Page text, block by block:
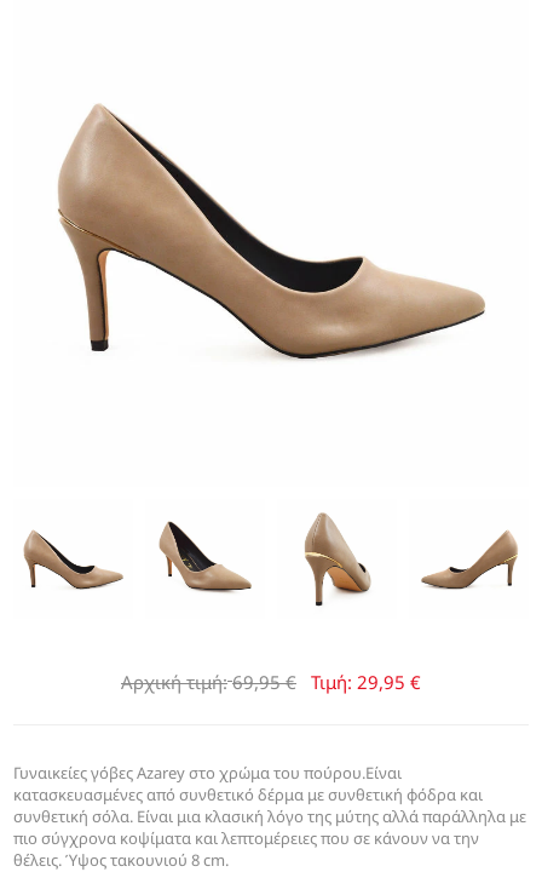
Αρχική τιμή: 69,95 € Τιμή: 29,95 €
Γυναικείες γόβες Azarey στο χρώμα του πούρου.Είναι
κατασκευασμένες από συνθετικό δέρμα με συνθετική φόδρα και
συνθετική σόλα. Είναι μια κλασική λόγο της μύτης αλλά παράλληλα με
πιο σύγχρονα κοψίματα και λεπτομέρειες που σε κάνουν να την
θέλεις. Ύψος τακουνιού 8 cm.